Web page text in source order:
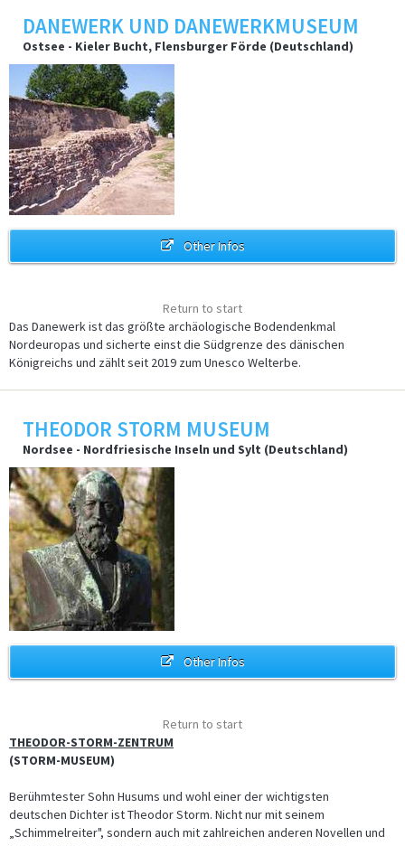
DANEWERK UND DANEWERKMUSEUM
Ostsee - Kieler Bucht, Flensburger Förde (Deutschland)
Other Infos
Return to start
Das Danewerk ist das größte archäologische Bodendenkmal
Nordeuropas und sicherte einst die Südgrenze des dänischen
Königreichs und zählt seit 2019 zum Unesco Welterbe.
THEODOR STORM MUSEUM
Nordsee - Nordfriesische Inseln und Sylt (Deutschland)
Other Infos
Return to start
THEODOR-STORM-ZENTRUM
(STORM-MUSEUM)
Berühmtester Sohn Husums und wohl einer der wichtigsten
deutschen Dichter ist Theodor Storm. Nicht nur mit seinem
„Schimmelreiter", sondern auch mit zahlreichen anderen Novellen und